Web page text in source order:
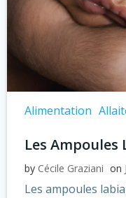
Alimentation
Les Ampoules
by Cécile Graziani on
Les ampoules